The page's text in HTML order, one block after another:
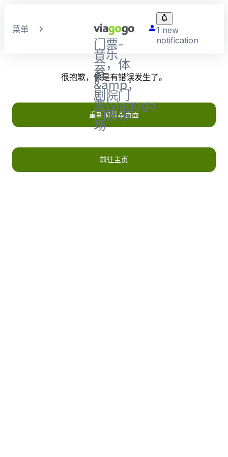
菜单
门票-
音乐
会，体
育
&amp；
剧院门
票|viagogo
门票市
场
1 new
notification
很抱歉，像是有错误发生了。
重新加载本页面
前往主页